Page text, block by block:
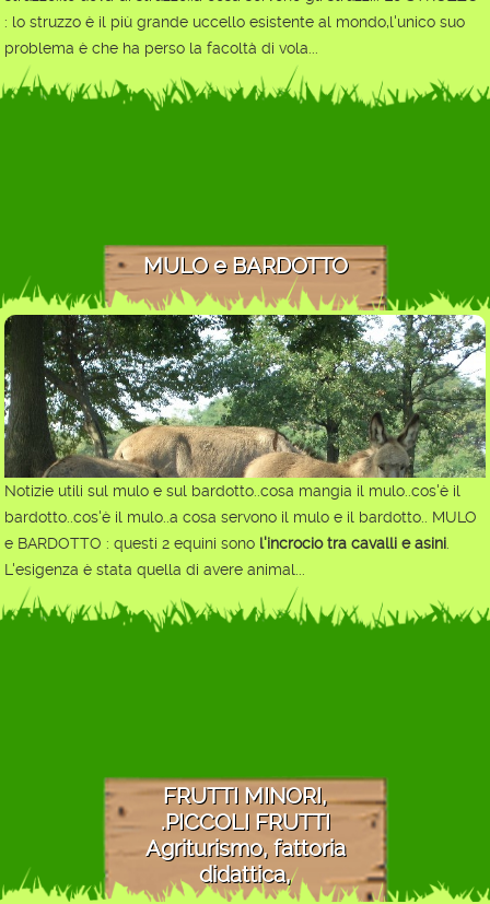
: lo struzzo è il più grande uccello esistente al mondo,l'unico suo
problema è che ha perso la facoltà di vola...
MULO e BARDOTTO
Notizie utili sul mulo e sul bardotto..cosa mangia il mulo..cos'è il
bardotto..cos'è il mulo..a cosa servono il mulo e il bardotto.. MULO
e BARDOTTO : questi 2 equini sono l'incrocio tra cavalli e asini.
L'esigenza è stata quella di avere animal...
FRUTTI MINORI,
.PICCOLI FRUTTI
Agriturismo, fattoria
didattica,